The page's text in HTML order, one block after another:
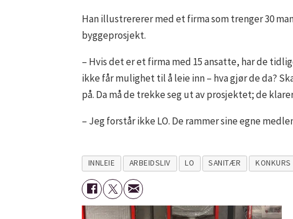
Han illustrererer med et firma som trenger 30
byggeprosjekt.
– Hvis det er et firma med 15 ansatte, har de
ikke får mulighet til å leie inn – hva gjør de da?
på. Da må de trekke seg ut av prosjektet; de
– Jeg forstår ikke LO. De rammer sine egne
INNLEIE ARBEIDSLIV LO SANITÆR KONKURS